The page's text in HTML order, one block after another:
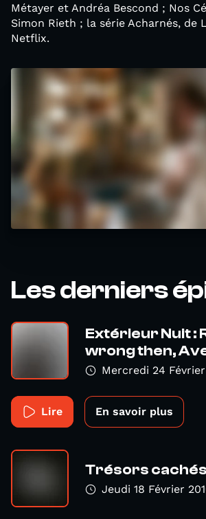
Métayer et Andréa Bescond ; Nos
Simon Rieth ; la série Acharnés, de
Netflix.
Les derniers
Extérieur Nuit :
wrong then,
Mercredi 24 Février
Lire En savoir plus
Trésors cachés
Jeudi 18 Février